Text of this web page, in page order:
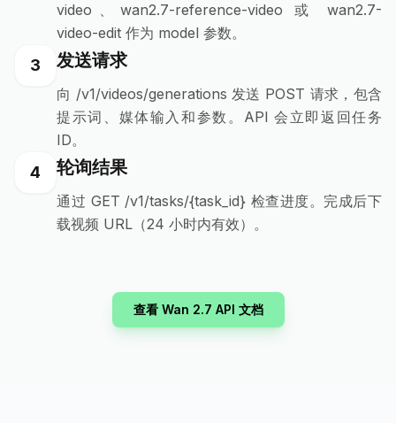
video、wan2.7-reference-video 或 wan2.7-
video-edit 作为 model 参数。
3 发送请求
向 /v1/videos/generations 发送 POST 请求，包含
提示词、媒体输入和参数。API 会立即返回任务
ID。
4 轮询结果
通过 GET /v1/tasks/{task_id} 检查进度。完成后下
载视频 URL（24 小时内有效）。
查看 Wan 2.7 API 文档